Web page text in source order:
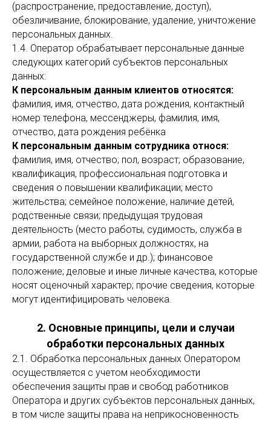
(распространение, предоставление, доступ),
обезличивание, блокирование, удаление, уничтожение
персональных данных.
1.4. Оператор обрабатывает персональные данные
следующих категорий субъектов персональных
данных:
К персональным данным клиентов относятся:
фамилия, имя, отчество, дата рождения, контактный
номер телефона, мессенджеры, фамилия, имя,
отчество, дата рождения ребёнка
К персональным данным сотрудника относя:
фамилия, имя, отчество; пол, возраст; образование,
квалификация, профессиональная подготовка и
сведения о повышении квалификации; место
жительства; семейное положение, наличие детей,
родственные связи; предыдущая трудовая
деятельность (место работы, судимость, служба в
армии, работа на выборных должностях, на
государственной службе и др.); финансовое
положение; деловые и иные личные качества, которые
носят оценочный характер; прочие сведения, которые
могут идентифицировать человека.
2. Основные принципы, цели и случаи
обработки персональных данных
2.1. Обработка персональных данных Оператором
осуществляется с учетом необходимости
обеспечения защиты прав и свобод работников
Оператора и других субъектов персональных данных,
в том числе защиты права на неприкосновенность